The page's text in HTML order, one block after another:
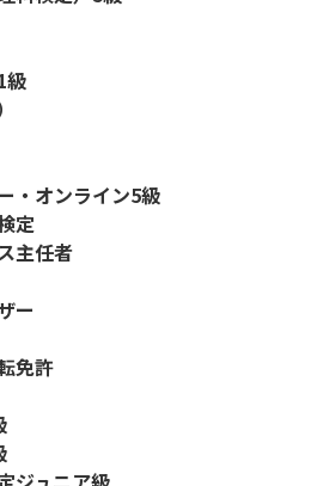
級
・オンライン5級
定
主任者
ー
免許